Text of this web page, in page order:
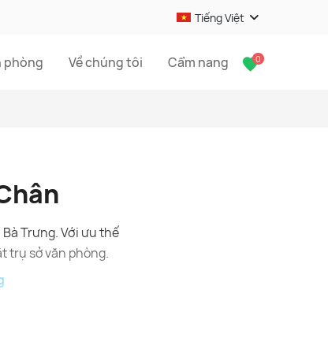
Tiếng Việt
phòng Về chúng tôi Cẩm nang 0
Trưng. Với ưu thế
trụ sở văn phòng.
Tuyến đường